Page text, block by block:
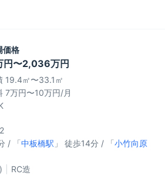
価格
円〜2,036万円
19.4㎡〜33.1㎡
7万円〜10万円/月
/ 「中板橋駅 」 徒歩14分 / 「小竹向原
RC造